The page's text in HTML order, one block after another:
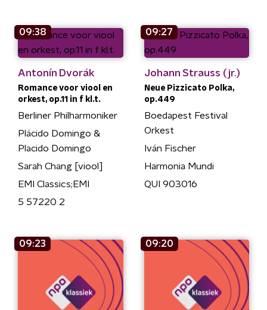
09:38
Antonín Dvorák
Romance voor viool en
orkest, op.11 in f kl.t.
Berliner Philharmoniker
Plácido Domingo &
Placido Domingo
Sarah Chang [viool]
EMI Classics;EMI
5 57220 2
09:27
Johann Strauss (jr.)
Neue Pizzicato Polka,
op.449
Boedapest Festival
Orkest
Iván Fischer
Harmonia Mundi
QUI 903016
09:23 09:20